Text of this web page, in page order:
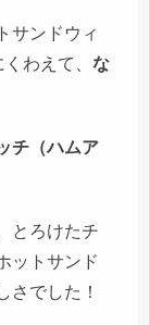
サンドウィ
わえて、 な
チ（ハムア
とろけたチ
ットサンド
さでした！